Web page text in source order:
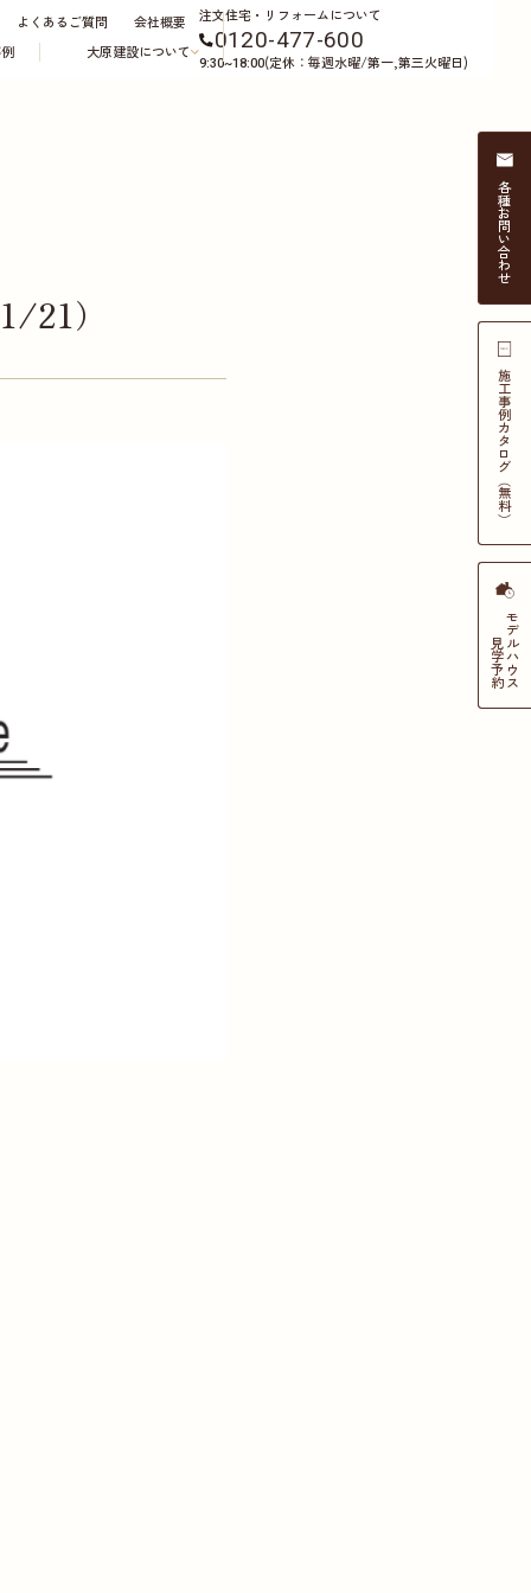
注文住宅・リフォームについて
0120-477-600
9:30~18:00(定休：毎週水曜/第一,第三火曜日)
大原建設について
よくあるご質問 会社概要
21）
モデルハウス
見学
予約
施工事例
カタログ（無料）
各種
お問い合わせ